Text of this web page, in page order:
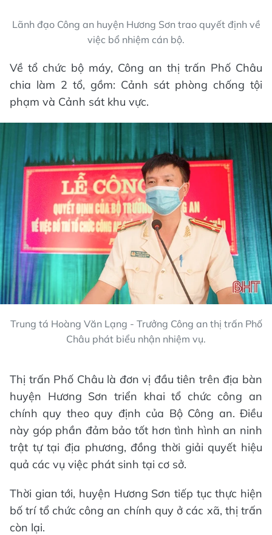
Lãnh đạo Công an huyện Hương Sơn trao quyết định về
việc bổ nhiệm cán bộ.
Về tổ chức bộ máy, Công an thị trấn Phố Châu
chia làm 2 tổ, gồm: Cảnh sát phòng chống tội
phạm và Cảnh sát khu vực.
Trung tá Hoàng Văn Lạng - Trưởng Công an thị trấn Phố
Châu phát biểu nhận nhiệm vụ.
Thị trấn Phố Châu là đơn vị đầu tiên trên địa bàn
huyện Hương Sơn triển khai tổ chức công an
chính quy theo quy định của Bộ Công an. Điều
này góp phần đảm bảo tốt hơn tình hình an ninh
trật tự tại địa phương, đồng thời giải quyết hiệu
quả các vụ việc phát sinh tại cơ sở.
Thời gian tới, huyện Hương Sơn tiếp tục thực hiện
bố trí tổ chức công an chính quy ở các xã, thị trấn
còn lại.